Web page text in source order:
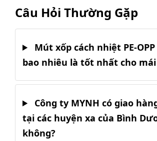
Câu Hỏi Thường Gặp
Mút xốp cách nhiệt PE-
bao nhiêu là tốt nhất cho
Công ty MYNH có giao
tại các huyện xa của Bình
không?